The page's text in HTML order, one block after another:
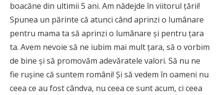
boacăne din ultimii 5 ani. Am nădejde în viitorul țării!
Spunea un părinte că atunci când aprinzi o lumânare
pentru mama ta să aprinzi o lumânare și pentru țara
ta. Avem nevoie să ne iubim mai mult țara, să o vorbim
de bine și să promovăm adevăratele valori. Să nu ne
fie rușine că suntem români! Și să vedem în oameni nu
ceea ce au fost cândva, nu ceea ce sunt acum, ci ceea